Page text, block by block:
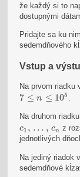
že každý si to
dostupnými
Pridajte sa ku
sedemdňového
Vstup a
Na prvom
7 ≤ n ≤ 105
7≤ n≤ 105
.
Na druhom
c1 , … , cn
c1 n z
jednotlivých
Na jediný riadok
sedemdňové